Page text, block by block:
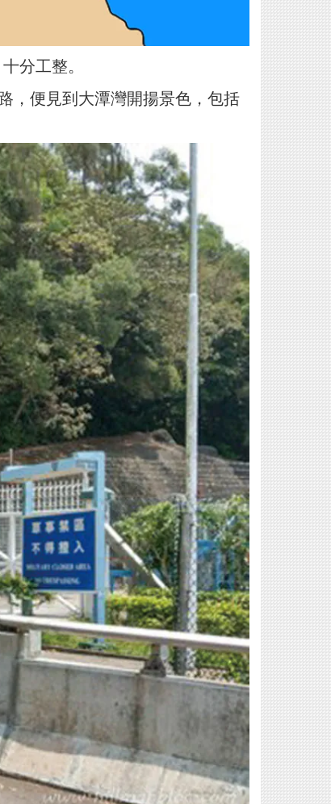
分工整。
，便見到大潭灣開揚景色，包括